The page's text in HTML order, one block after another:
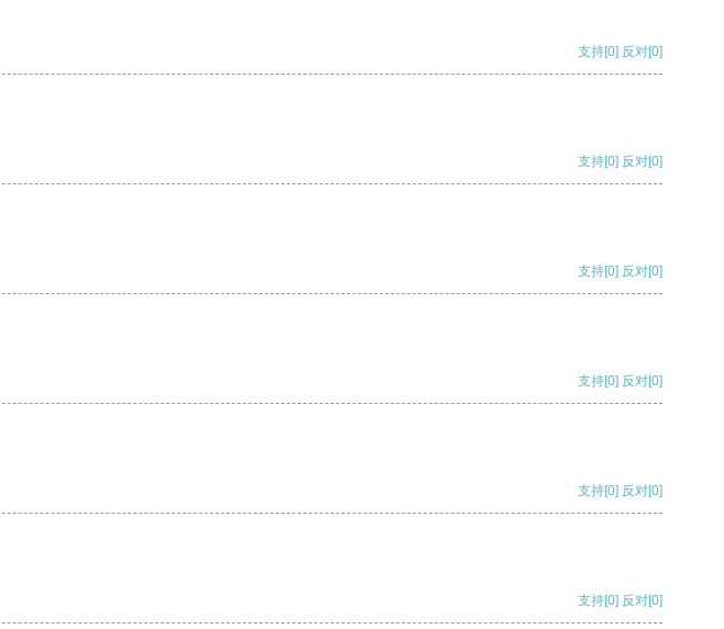
支持[0] 反对[0]
支持[0] 反对[0]
支持[0] 反对[0]
支持[0] 反对[0]
支持[0] 反对[0]
支持[0] 反对[0]